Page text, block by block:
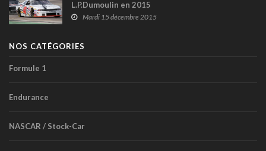
L.P.Dumoulin en 2015
Mardi 15 décembre 2015
NOS CATÉGORIES
Formule 1
Endurance
NASCAR / Stock-Car